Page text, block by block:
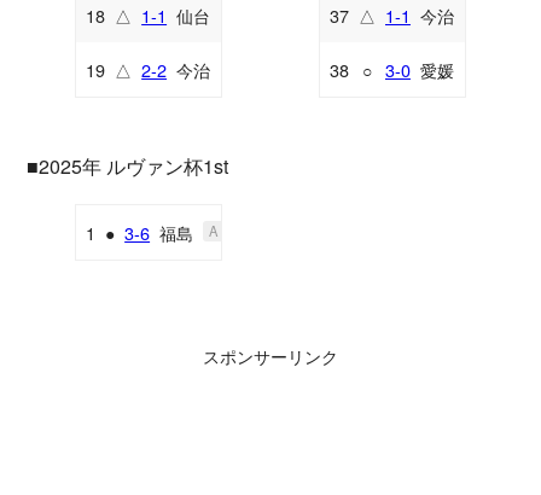
18 △ 1-1 仙台
19 △ 2-2 今治
37 △ 1-1 今治
38 ○ 3-0 愛媛
■2025年 ルヴァン杯1st
1 ● 3-6 福島 A
スポンサーリンク